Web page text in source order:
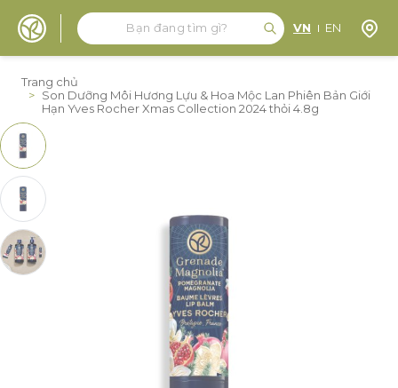
Tìm kiếm
Tìm kiếm
VN EN Định
Trang chủ
> Son Dưỡng Môi Hương Lựu & Hoa Mộc Lan Phiên Bản Giới
Hạn Yves Rocher Xmas Collection 2024 thỏi 4.8g